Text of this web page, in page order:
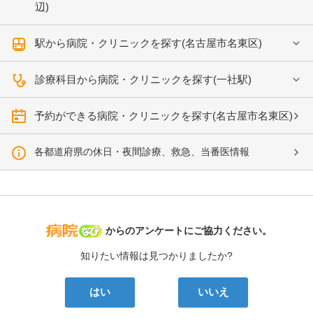
辺)
駅から病院・クリニックを探す(名古屋市名東区)
診療科目から病院・クリニックを探す(一社駅)
予約ができる病院・クリニックを探す(名古屋市名東区)
各都道府県の休日・夜間診療、救急、当番医情報
病院なび
からのアンケートにご協力ください。
知りたい情報は見つかりましたか?
はい いいえ